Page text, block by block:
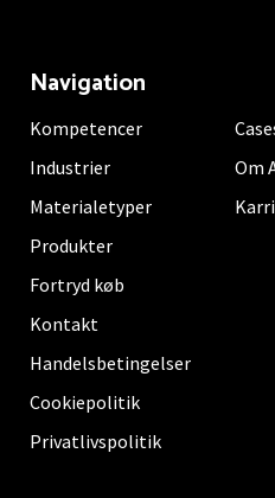
Navigation
Kompetencer
Industrier
Materialetyper
Produkter
Fortryd køb
Om
Kontakt
Handelsbetingelser
Cookiepolitik
Privatlivspolitik